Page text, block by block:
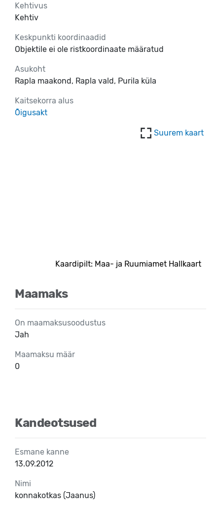
Kehtivus
Kehtiv
Keskpunkti koordinaadid
Objektile ei ole ristkoordinaate määratud
Asukoht
Rapla maakond, Rapla vald, Purila küla
Kaitsekorra alus
Õigusakt
Suurem kaart
Kaardipilt: Maa- ja Ruumiamet Hallkaart
Maamaks
On maamaksusoodustus
Jah
Maamaksu määr
0
Kandeotsused
Esmane kanne
13.09.2012
Nimi
konnakotkas (Jaanus)